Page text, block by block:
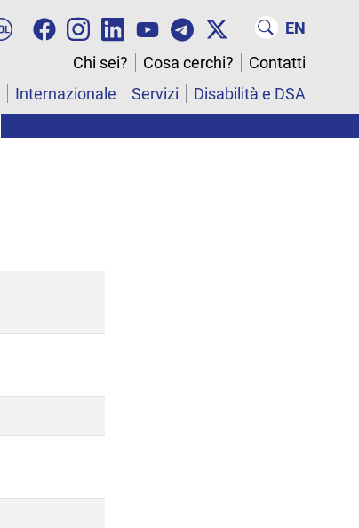
EN
Chi sei?
Cosa cerchi?
Contatti
Internazionale Servizi Disabilità e DSA